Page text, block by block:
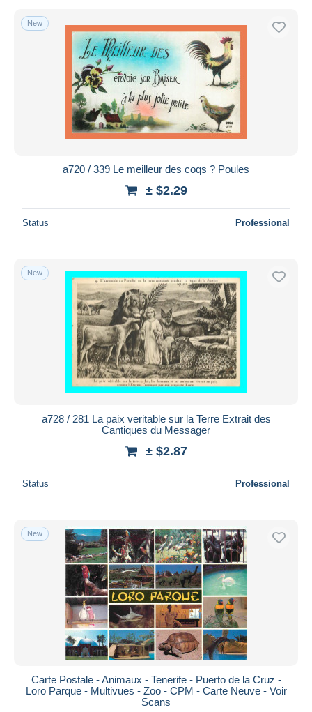
New
a720 / 339 Le meilleur des coqs ? Poules
± $2.29
Status Professional
New
a728 / 281 La paix veritable sur la Terre Extrait des
Cantiques du Messager
± $2.87
Status Professional
New
Carte Postale - Animaux - Tenerife - Puerto de la Cruz -
Loro Parque - Multivues - Zoo - CPM - Carte Neuve - Voir
Scans